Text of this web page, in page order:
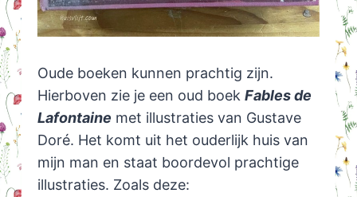
Oude boeken kunnen prachtig zijn.
Hierboven zie je een oud boek Fables de
Lafontaine met illustraties van Gustave
Doré. Het komt uit het ouderlijk huis van
mijn man en staat boordevol prachtige
illustraties. Zoals deze: